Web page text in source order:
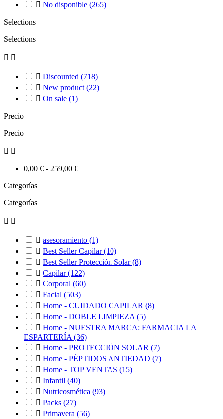
 No disponible (265)
Selections
Selections
 
 Discounted (718)
 New product (22)
 On sale (1)
Precio
Precio
 
0,00 € - 259,00 €
Categorías
Categorías
 
 asesoramiento (1)
 Best Seller Capilar(10)
 Best Seller Protección Solar(8)
 Capilar(122)
 Corporal (60)
 Facial (503)
 Home - CUIDADO CAPILAR (8)
 Home - DOBLE LIMPIEZA (5)
 Home - NUESTRA MARCA: FARMACIA LA
ESPARTERÍA (36)
 Home - PROTECCIÓN SOLAR (7)
 Home - PÉPTIDOS ANTIEDAD (7)
 Home - TOP VENTAS (15)
 Infantil (40)
 Nutricosmética (93)
 Packs (27)
 Primavera (56)